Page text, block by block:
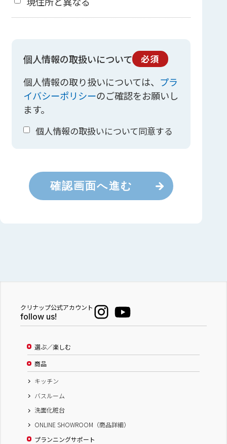
個人情報の取扱いについて 必須
個人情報の取り扱いについては、 プラ
イバシーポリシーのご確認をお願いし
ます。
個人情報の取扱いについて同意する
確認画面へ進む
クリナップ公式アカウント
follow us!
選ぶ／楽しむ
商品
キッチン
バスルーム
洗面化粧台
ONLINE SHOWROOM（商品詳細）
プランニングサポート